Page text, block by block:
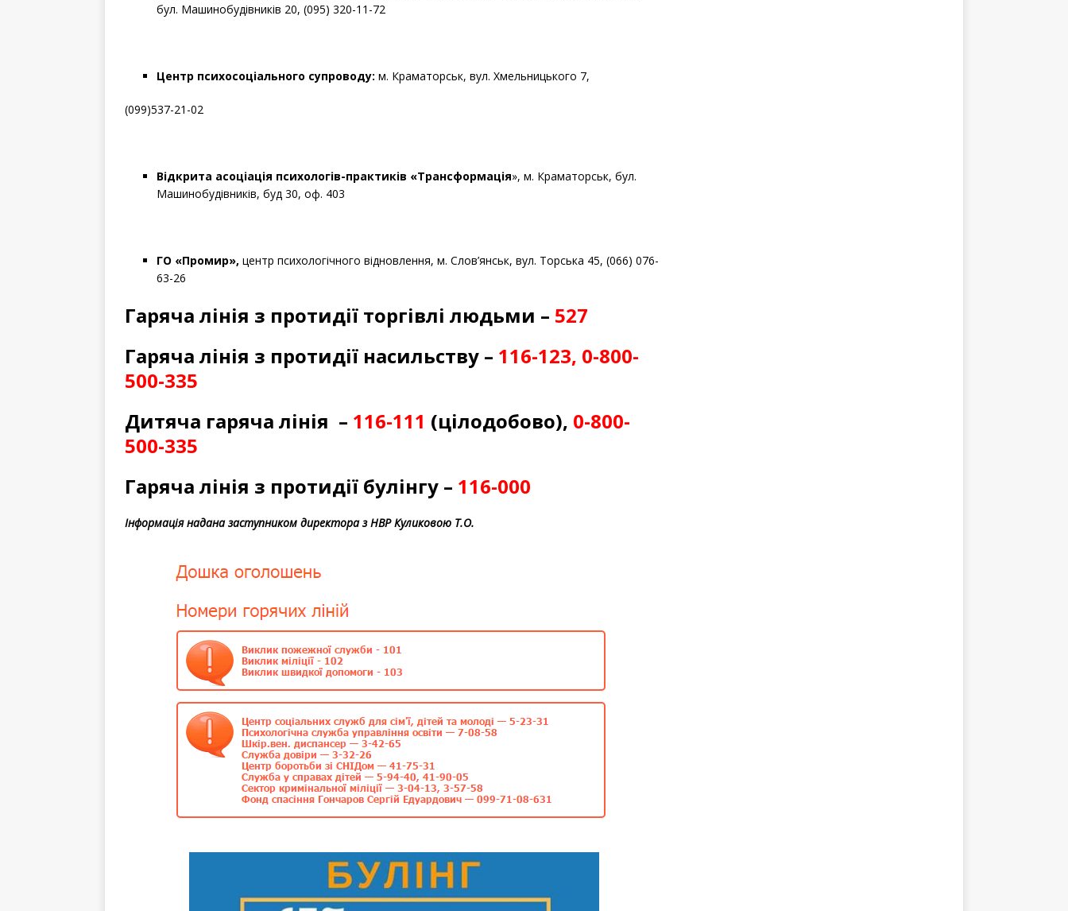
бул. Машинобудівників 20, (095) 320-11-72
Центр психосоціального супроводу: м. Краматорськ, вул. Хмельницького 7,
(099)537-21-02
Відкрита асоціація психологів-практиків «Трансформація», м. Краматорськ, бул.
Машинобудівників, буд 30, оф. 403
ГО «Промир», центр психологічного відновлення, м. Слов’янськ, вул. Торська 45, (066) 076-
63-26
Гаряча лінія з протидії торгівлі людьми – 527
Гаряча лінія з протидії насильству – 116-123, 0-800-
500-335
Дитяча гаряча лінія – 116-111 (цілодобово), 0-800-
500-335
Гаряча лінія з протидії булінгу – 116-000
Інформація надана заступником директора з НВР Куликовою Т.О.